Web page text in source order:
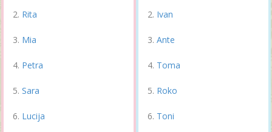
Rita
Mia
Petra
Sara
Lucija
Ivan
Ante
Toma
Roko
Toni